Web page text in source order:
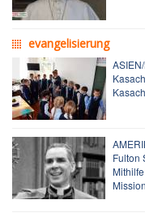
evangelisierung
Fulton